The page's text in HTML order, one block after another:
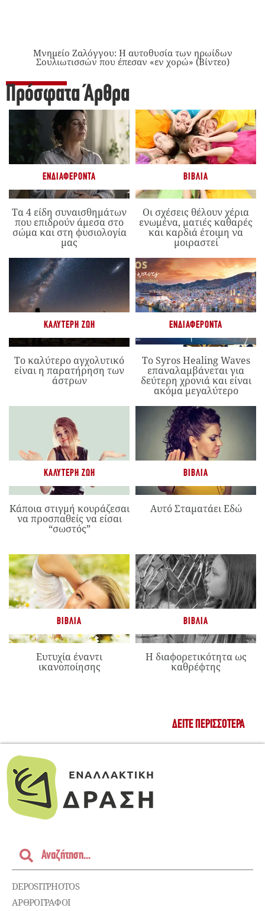
Μνημείο Ζαλόγγου: Η αυτοθυσία των ηρωίδων
Σουλιωτισσών που έπεσαν «εν χορώ» (Βίντεο)
Πρόσφατα Άρθρα
ΕΝΔΙΑΦΈΡΟΝΤΑ
Τα 4 είδη συναισθημάτων
που επιδρούν άμεσα στο
σώμα και στη φυσιολογία
μας
ΒΙΒΛΊΑ
Οι σχέσεις θέλουν χέρια
ενωμένα, ματιές καθαρές
και καρδιά έτοιμη να
μοιραστεί
ΚΑΛΎΤΕΡΗ ΖΩΉ
Το καλύτερο αγχολυτικό
είναι η παρατήρηση των
άστρων
ΕΝΔΙΑΦΈΡΟΝΤΑ
Το Syros Healing Waves
επαναλαμβάνεται για
δεύτερη χρονιά και είναι
ακόμα μεγαλύτερο
ΚΑΛΎΤΕΡΗ ΖΩΉ
Κάποια στιγμή κουράζεσαι
να προσπαθείς να είσαι
“σωστός”
ΒΙΒΛΊΑ
Αυτό Σταματάει Εδώ
ΒΙΒΛΊΑ
Ευτυχία έναντι
ικανοποίησης
ΒΙΒΛΊΑ
Η διαφορετικότητα ως
καθρέφτης
ΔΕΊΤΕ ΠΕΡΙΣΣΌΤΕΡΑ
DEPOSITPHOTOS
ΑΡΘΡΟΓΡΑΦΟΙ